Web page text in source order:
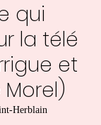
qui
la télé
et
Herblain